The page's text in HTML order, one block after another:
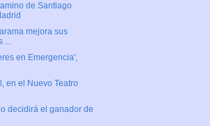
de Santiago
mejora sus
...
en Emergencia',
en el Nuevo Teatro
decidirá el ganador de